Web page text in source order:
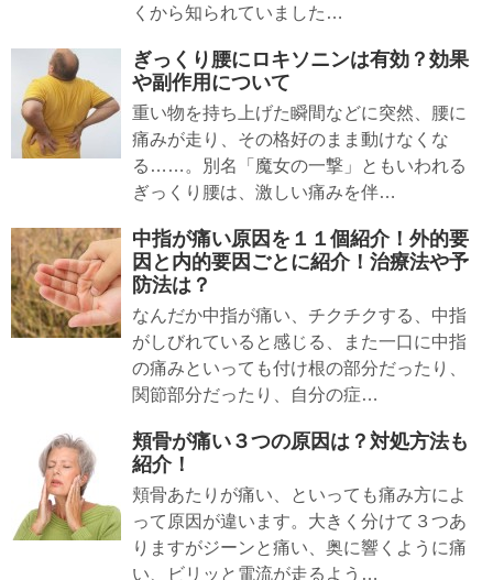
くから知られていました…
ぎっくり腰にロキソニンは有効？効果
や副作用について
重い物を持ち上げた瞬間などに突然、腰に
痛みが走り、その格好のまま動けなくな
る……。別名「魔女の一撃」ともいわれる
ぎっくり腰は、激しい痛みを伴…
中指が痛い原因を１１個紹介！外的要
因と内的要因ごとに紹介！治療法や予
防法は？
なんだか中指が痛い、チクチクする、中指
がしびれていると感じる、また一口に中指
の痛みといっても付け根の部分だったり、
関節部分だったり、自分の症…
頬骨が痛い３つの原因は？対処方法も
紹介！
頬骨あたりが痛い、といっても痛み方によ
って原因が違います。大きく分けて３つあ
りますがジーンと痛い、奥に響くように痛
い、ビリッと電流が走るよう…